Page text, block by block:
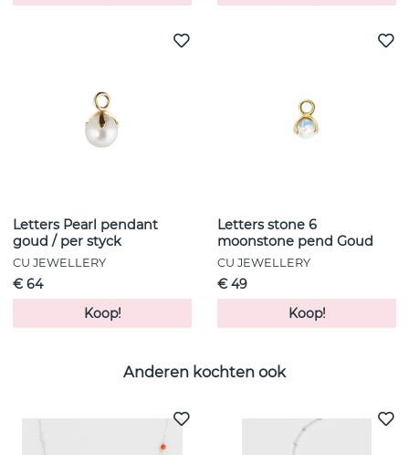
Letters Pearl pendant
goud / per styck
CU JEWELLERY
€ 64
Koop!
Letters stone 6
moonstone pend Goud
CU JEWELLERY
€ 49
Koop!
Anderen kochten ook